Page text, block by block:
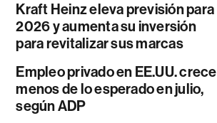
Kraft Heinz eleva previsión para
2026 y aumenta su inversión
para revitalizar sus marcas
Empleo privado en EE.UU. crece
menos de lo esperado en julio,
según ADP